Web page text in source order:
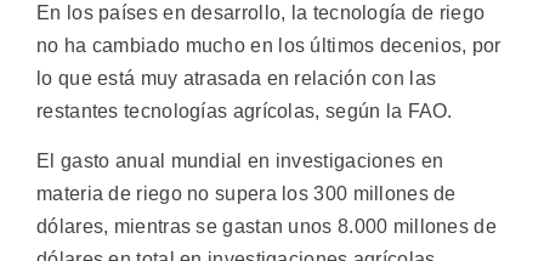
En los países en desarrollo, la tecnología de riego
no ha cambiado mucho en los últimos decenios, por
lo que está muy atrasada en relación con las
restantes tecnologías agrícolas, según la FAO.
El gasto anual mundial en investigaciones en
materia de riego no supera los 300 millones de
dólares, mientras se gastan unos 8.000 millones de